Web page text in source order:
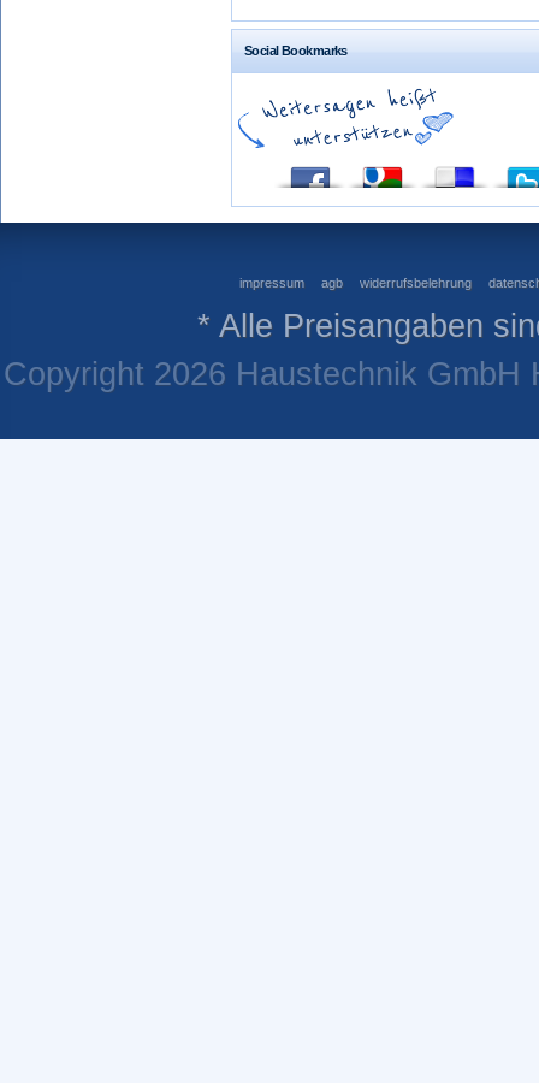
Social Bookmarks
impressum agb widerrufsbelehrung
* Alle Preisangaben
Copyright 2026 Haustechnik